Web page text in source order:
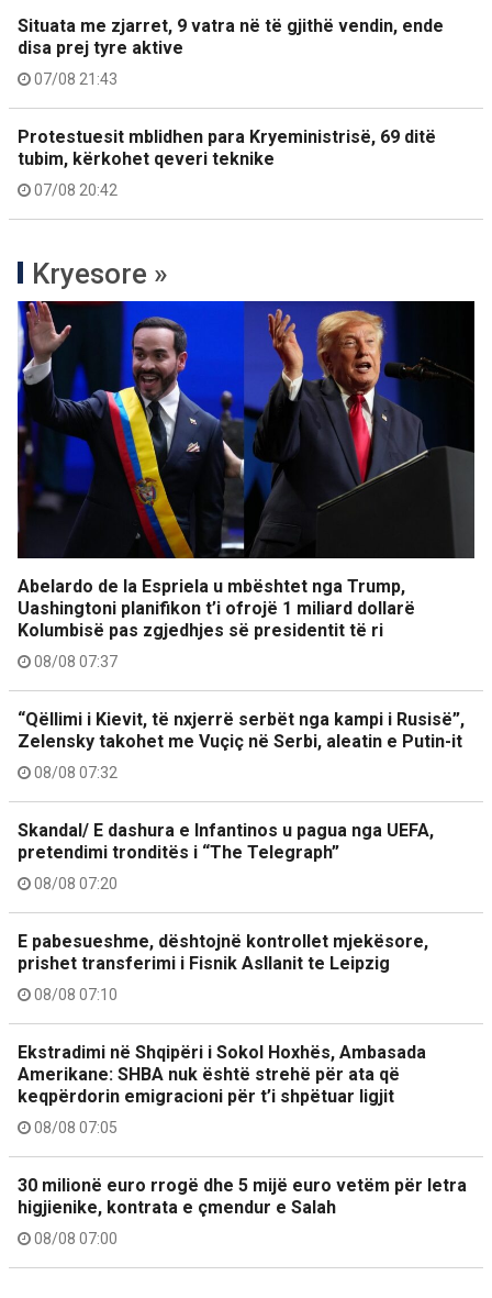
Situata me zjarret, 9 vatra në të gjithë vendin, ende
disa prej tyre aktive
07/08 21:43
Protestuesit mblidhen para Kryeministrisë, 69 ditë
tubim, kërkohet qeveri teknike
07/08 20:42
Kryesore »
Abelardo de la Espriela u mbështet nga Trump,
Uashingtoni planifikon t’i ofrojë 1 miliard dollarë
Kolumbisë pas zgjedhjes së presidentit të ri
08/08 07:37
“Qëllimi i Kievit, të nxjerrë serbët nga kampi i Rusisë”,
Zelensky takohet me Vuçiç në Serbi, aleatin e Putin-it
08/08 07:32
Skandal/ E dashura e Infantinos u pagua nga UEFA,
pretendimi tronditës i “The Telegraph”
08/08 07:20
E pabesueshme, dështojnë kontrollet mjekësore,
prishet transferimi i Fisnik Asllanit te Leipzig
08/08 07:10
Ekstradimi në Shqipëri i Sokol Hoxhës, Ambasada
Amerikane: SHBA nuk është strehë për ata që
keqpërdorin emigracioni për t’i shpëtuar ligjit
08/08 07:05
30 milionë euro rrogë dhe 5 mijë euro vetëm për letra
higjienike, kontrata e çmendur e Salah
08/08 07:00